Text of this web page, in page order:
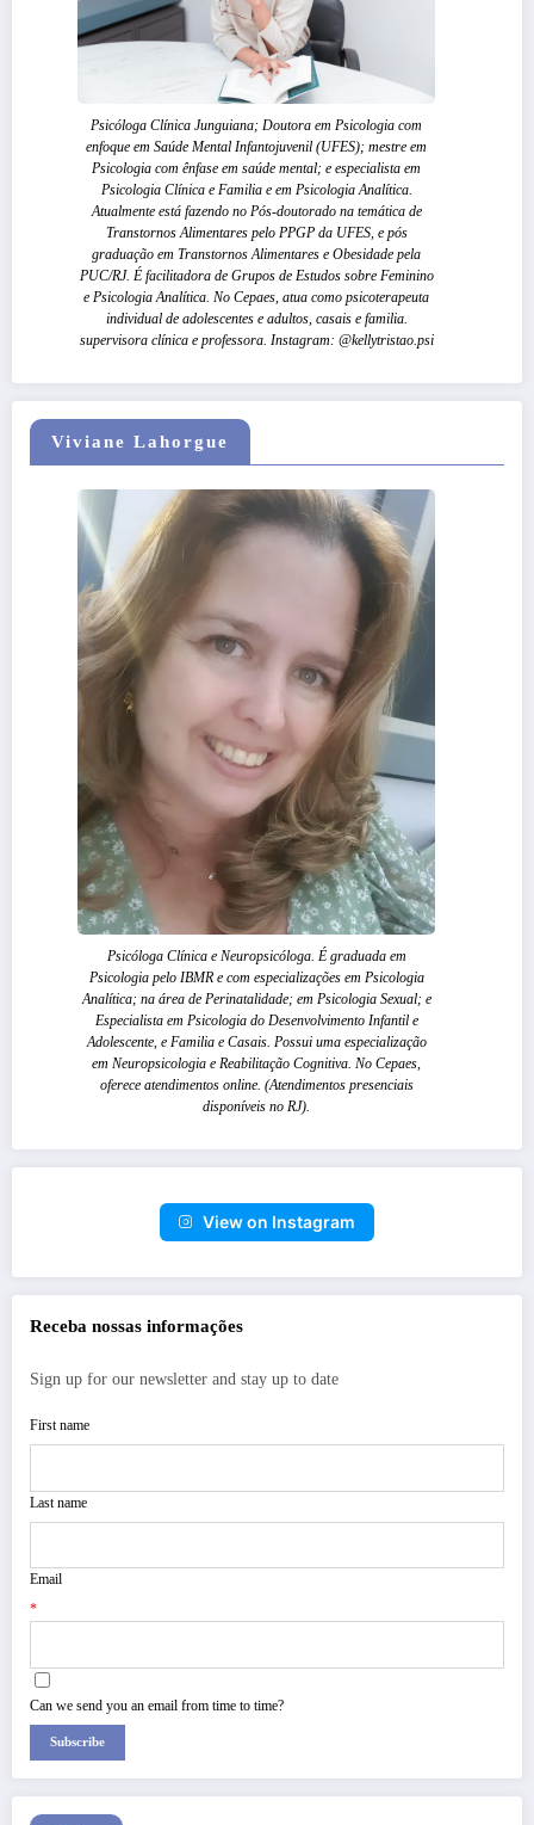
Psicóloga Clínica Junguiana; Doutora em Psicologia com
enfoque em Saúde Mental Infantojuvenil (UFES); mestre em
Psicologia com ênfase em saúde mental; e especialista em
Psicologia Clínica e Familia e em Psicologia Analítica.
Atualmente está fazendo no Pós-doutorado na temática de
Transtornos Alimentares pelo PPGP da UFES, e pós
graduação em Transtornos Alimentares e Obesidade pela
PUC/RJ. É facilitadora de Grupos de Estudos sobre Feminino
e Psicologia Analítica. No Cepaes, atua como psicoterapeuta
individual de adolescentes e adultos, casais e familia.
supervisora clínica e professora. Instagram: @kellytristao.psi
Viviane Lahorgue
Psicóloga Clínica e Neuropsicóloga. É graduada em
Psicologia pelo IBMR e com especializações em Psicologia
Analítica; na área de Perinatalidade; em Psicologia Sexual; e
Especialista em Psicologia do Desenvolvimento Infantil e
Adolescente, e Familia e Casais. Possui uma especialização
em Neuropsicologia e Reabilitação Cognitiva. No Cepaes,
oferece atendimentos online. (Atendimentos presenciais
disponíveis no RJ).
View on Instagram
Receba nossas informações
Sign up for our newsletter and stay up to date
First name
Last name
Email
*
Can we send you an email from time to time?
Subscribe